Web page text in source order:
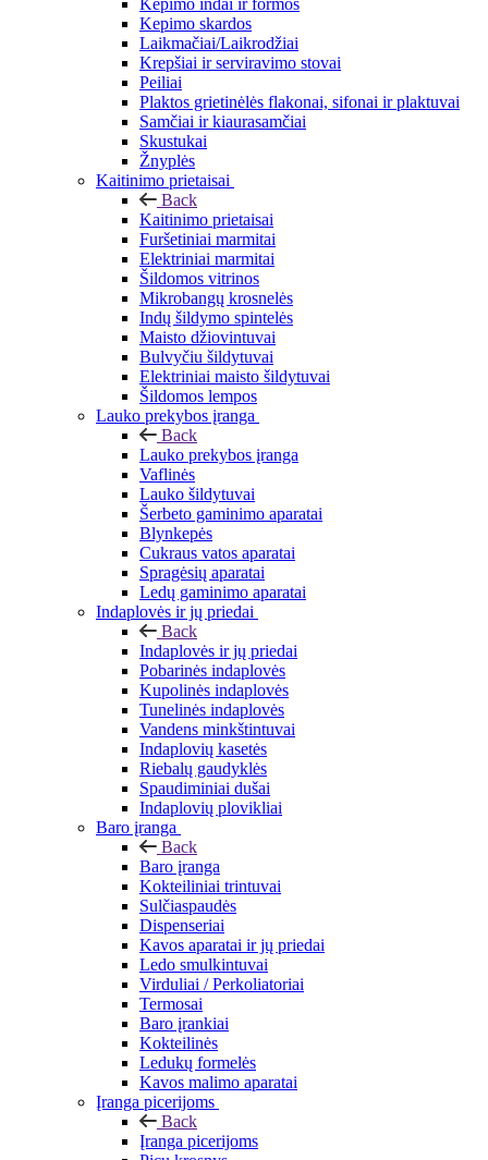
Kepimo indai ir formos
Kepimo skardos
Laikmačiai/Laikrodžiai
Krepšiai ir serviravimo stovai
Peiliai
Plaktos grietinėlės flakonai, sifonai ir plaktuvai
Samčiai ir kiaurasamčiai
Skustukai
Žnyplės
Kaitinimo prietaisai
Back
Kaitinimo prietaisai
Furšetiniai marmitai
Elektriniai marmitai
Šildomos vitrinos
Mikrobangų krosnelės
Indų šildymo spintelės
Maisto džiovintuvai
Bulvyčiu šildytuvai
Elektriniai maisto šildytuvai
Šildomos lempos
Lauko prekybos įranga
Back
Lauko prekybos įranga
Vaflinės
Lauko šildytuvai
Šerbeto gaminimo aparatai
Blynkepės
Cukraus vatos aparatai
Spragėsių aparatai
Ledų gaminimo aparatai
Indaplovės ir jų priedai
Back
Indaplovės ir jų priedai
Pobarinės indaplovės
Kupolinės indaplovės
Tunelinės indaplovės
Vandens minkštintuvai
Indaplovių kasetės
Riebalų gaudyklės
Spaudiminiai dušai
Indaplovių plovikliai
Baro įranga
Back
Baro įranga
Kokteiliniai trintuvai
Sulčiaspaudės
Dispenseriai
Kavos aparatai ir jų priedai
Ledo smulkintuvai
Virduliai / Perkoliatoriai
Termosai
Baro įrankiai
Kokteilinės
Ledukų formelės
Kavos malimo aparatai
Įranga picerijoms
Back
Įranga picerijoms